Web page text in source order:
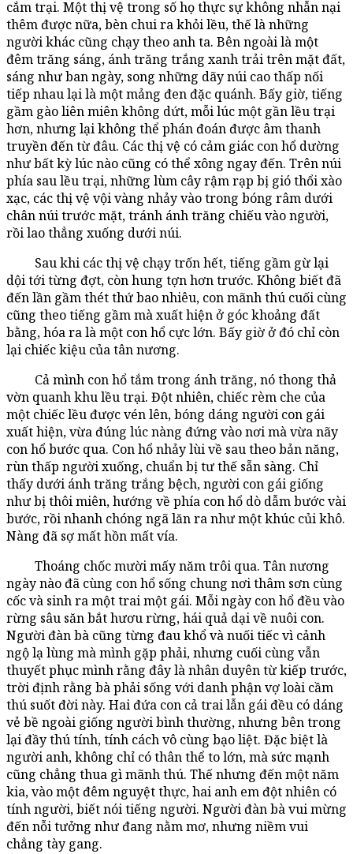
cắm trại. Một thị vệ trong số họ thực sự không nhẫn nại
thêm được nữa, bèn chui ra khỏi lều, thế là những
người khác cũng chạy theo anh ta. Bên ngoài là một
đêm trăng sáng, ánh trăng trắng xanh trải trên mặt đất,
sáng như ban ngày, song những dãy núi cao thấp nối
tiếp nhau lại là một mảng đen đặc quánh. Bấy giờ, tiếng
gầm gào liên miên không dứt, mỗi lúc một gần lều trại
hơn, nhưng lại không thể phán đoán được âm thanh
truyền đến từ đâu. Các thị vệ có cảm giác con hổ dường
như bất kỳ lúc nào cũng có thể xông ngay đến. Trên núi
phía sau lều trại, những lùm cây rậm rạp bị gió thổi xào
xạc, các thị vệ vội vàng nhảy vào trong bóng râm dưới
chân núi trước mặt, tránh ánh trăng chiếu vào người,
rồi lao thẳng xuống dưới núi.
Sau khi các thị vệ chạy trốn hết, tiếng gầm gừ lại
dội tới từng đợt, còn hung tợn hơn trước. Không biết đã
đến lần gầm thét thứ bao nhiêu, con mãnh thú cuối cùng
cũng theo tiếng gầm mà xuất hiện ở góc khoảng đất
bằng, hóa ra là một con hổ cực lớn. Bấy giờ ở đó chỉ còn
lại chiếc kiệu của tân nương.
Cả mình con hổ tắm trong ánh trăng, nó thong thả
vờn quanh khu lều trại. Đột nhiên, chiếc rèm che của
một chiếc lều được vén lên, bóng dáng người con gái
xuất hiện, vừa đúng lúc nàng đứng vào nơi mà vừa nãy
con hổ bước qua. Con hổ nhảy lùi về sau theo bản năng,
rùn thấp người xuống, chuẩn bị tư thế sẵn sàng. Chỉ
thấy dưới ánh trăng trắng bệch, người con gái giống
như bị thôi miên, hướng về phía con hổ dò dẫm bước vài
bước, rồi nhanh chóng ngã lăn ra như một khúc củi khô.
Nàng đã sợ mất hồn mất vía.
Thoáng chốc mười mấy năm trôi qua. Tân nương
ngày nào đã cùng con hổ sống chung nơi thâm sơn cùng
cốc và sinh ra một trai một gái. Mỗi ngày con hổ đều vào
rừng sâu săn bắt hươu rừng, hái quả dại về nuôi con.
Người đàn bà cũng từng đau khổ và nuối tiếc vì cảnh
ngộ lạ lùng mà mình gặp phải, nhưng cuối cùng vẫn
thuyết phục mình rằng đây là nhân duyên từ kiếp trước,
trời định rằng bà phải sống với danh phận vợ loài cầm
thú suốt đời này. Hai đứa con cả trai lẫn gái đều có dáng
vẻ bề ngoài giống người bình thường, nhưng bên trong
lại đầy thú tính, tính cách vô cùng bạo liệt. Đặc biệt là
người anh, không chỉ có thân thể to lớn, mà sức mạnh
cũng chẳng thua gì mãnh thú. Thế nhưng đến một năm
kia, vào một đêm nguyệt thực, hai anh em đột nhiên có
tính người, biết nói tiếng người. Người đàn bà vui mừng
đến nỗi tưởng như đang nằm mơ, nhưng niềm vui
chẳng tày gang.